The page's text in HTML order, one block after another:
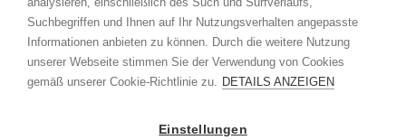
Tagungsräume Fassungsgrössen
Technische Ausrüstung
Hochzeit & Feste Galerie
info@parkhotel-pruhonice.cz
Suchbegriffen und Ihnen auf Ihr Nutzungsverhalten angepasste
Informationen anbieten zu können. Durch die weitere Nutzung
unserer Webseite stimmen Sie der Verwendung von Cookies
gemäß unserer Cookie-Richtlinie zu. DETAILS ANZEIGEN
Einstellungen